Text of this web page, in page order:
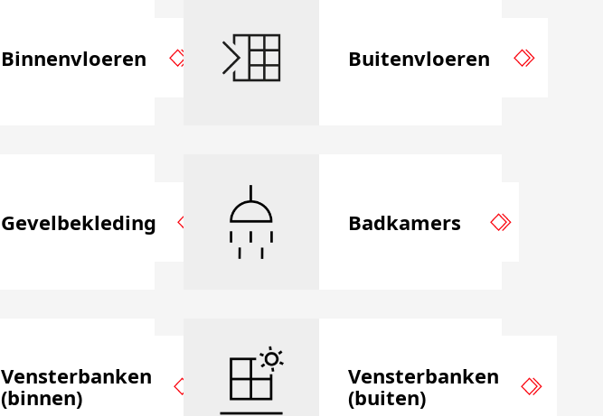
Binnenvloeren Buitenvloeren
Gevelbekleding Badkamers
Vensterbanken
(binnen)
Vensterbanken
(buiten)